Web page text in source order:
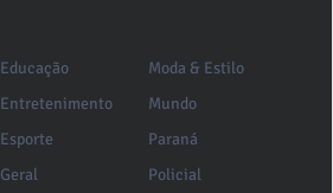
Educação
Entretenimento
Esporte
Geral
Moda & Estilo
Mundo
Paraná
Policial